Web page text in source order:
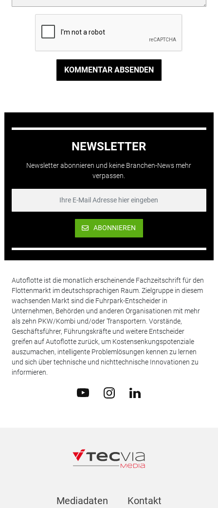
KOMMENTAR ABSENDEN
NEWSLETTER
Newsletter abonnieren und keine Branchen-News mehr
verpassen.
ABONNIEREN
Autoflotte ist die monatlich erscheinende Fachzeitschrift für den
Flottenmarkt im deutschsprachigen Raum. Zielgruppe in diesem
wachsenden Markt sind die Fuhrpark-Entscheider in
Unternehmen, Behörden und anderen Organisationen mit mehr
als zehn PKW/Kombi und/oder Transportern. Vorstände,
Geschäftsführer, Führungskräfte und weitere Entscheider
greifen auf Autoflotte zurück, um Kostensenkungspotenziale
auszumachen, intelligente Problemlösungen kennen zu lernen
und sich über technische und nichttechnische Innovationen zu
informieren.
Mediadaten Kontakt